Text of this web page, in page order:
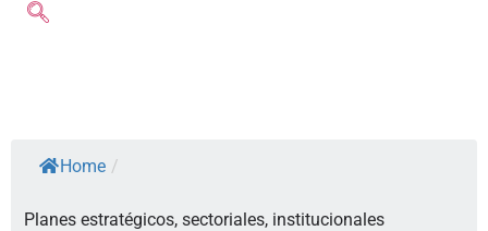
Home /
Planes estratégicos, sectoriales, institucionales